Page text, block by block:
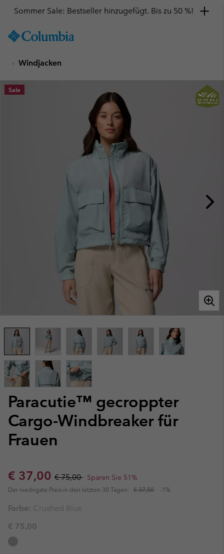
TO
SKIP
MAIN
NAV
Sommer Sale: Bestseller hinzugefügt. Bis zu 50 %!
Windjacken
Paracutie™ gecroppter
Cargo-Windbreaker für
Frauen
Sale price:
€ 37,00 Regular price:
€ 75,00 Sparen Sie 51%
Der niedrigste Preis in den letzten 30 Tagen: € 37,50 -1%
Sale
Farbe: Crushed Blue
€ 75,00